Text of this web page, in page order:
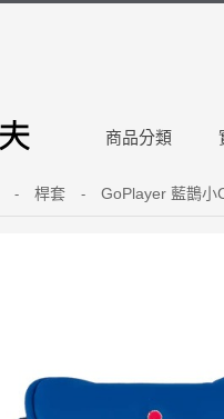
商品分類
- 桿套 - GoPlayer 藍鵲小